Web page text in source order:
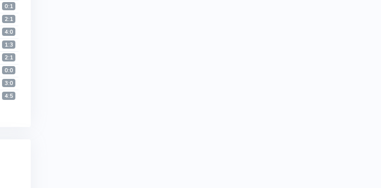
0:1
2:1
4:0
1:3
2:1
0:0
3:0
4:5